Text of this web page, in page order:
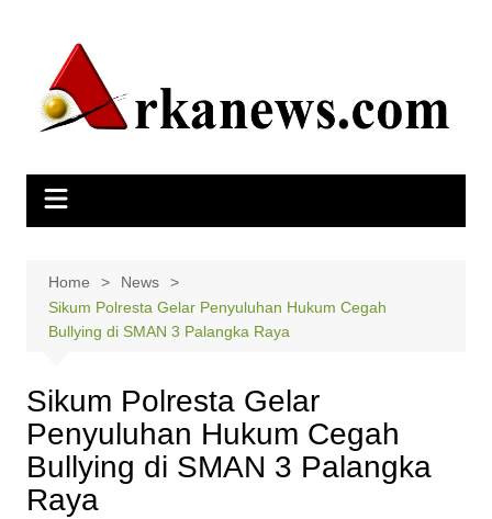
Home
News
Sikum Polresta Gelar Penyuluhan Hukum Cegah
Bullying di SMAN 3 Palangka Raya
Sikum Polresta Gelar
Penyuluhan Hukum Cegah
Bullying di SMAN 3 Palangka
Raya